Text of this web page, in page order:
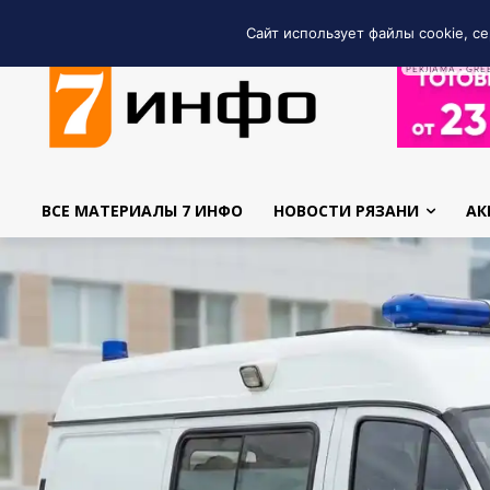
РЕКЛАМА •
ВСЕ МАТЕРИАЛЫ 7 ИНФО НОВОСТИ РЯЗАНИ
Сайт использует файлы cookie,